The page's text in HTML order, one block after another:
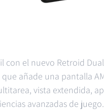
con el nuevo Retroid
añade una pantalla
vista extendida,
avanzadas de